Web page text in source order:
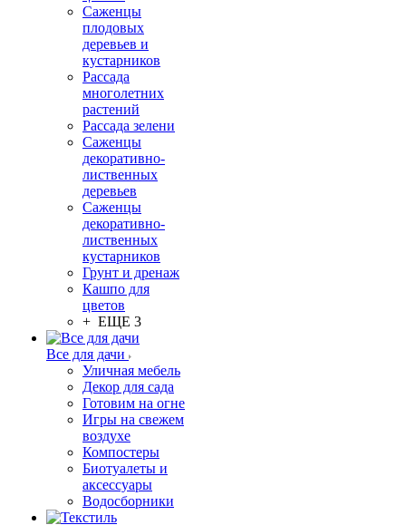
Саженцы
плодовых
деревьев и
кустарников
Рассада
многолетних
растений
Рассада зелени
Саженцы
декоративно-
лиственных
деревьев
Саженцы
декоративно-
лиственных
кустарников
Грунт и дренаж
Кашпо для
цветов
+ ЕЩЕ 3
Все для дачи
Уличная мебель
Декор для сада
Готовим на огне
Игры на свежем
воздухе
Компостеры
Биотуалеты и
аксессуары
Водосборники